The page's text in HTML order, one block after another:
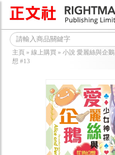
主頁 » 線上購買 » 小說 愛麗絲與企鵝
想 #13